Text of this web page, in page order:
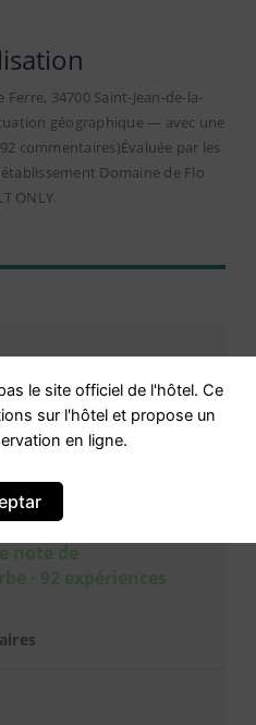
34700 Saint-Jean-de-la-
géographique — avec une
commentaires)Évaluée par les
Domaine de Flo
ONLY.
note de
· 92 expériences
le site officiel de l'hôtel. Ce
sur l'hôtel et propose un
en ligne.